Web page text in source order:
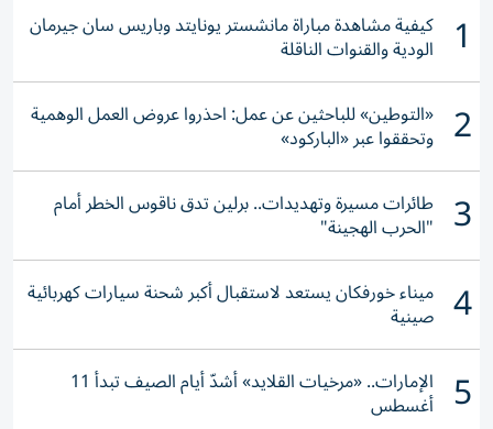
1 كيفية مشاهدة مباراة مانشستر يونايتد وباريس سان جيرمان
الودية والقنوات الناقلة
2 «التوطين» للباحثين عن عمل: احذروا عروض العمل الوهمية
وتحققوا عبر «الباركود»
3 طائرات مسيرة وتهديدات.. برلين تدق ناقوس الخطر أمام
"الحرب الهجينة"
4 ميناء خورفكان يستعد لاستقبال أكبر شحنة سيارات كهربائية
صينية
5 الإمارات.. «مرخيات القلايد» أشدّ أيام الصيف تبدأ 11
أغسطس